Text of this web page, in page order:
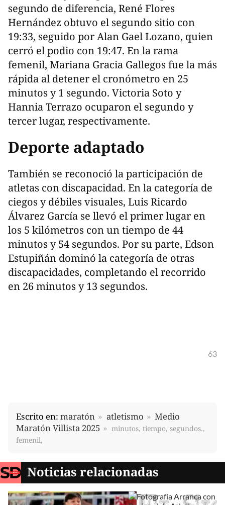
segundo de diferencia, René Flores
Hernández obtuvo el segundo sitio con
19:33, seguido por Alan Gael Lozano, quien
cerró el podio con 19:47. En la rama
femenil, Mariana Gracia Gallegos fue la más
rápida al detener el cronómetro en 25
minutos y 1 segundo. Victoria Soto y
Hannia Terrazo ocuparon el segundo y
tercer lugar, respectivamente.
Deporte adaptado
También se reconoció la participación de
atletas con discapacidad. En la categoría de
ciegos y débiles visuales, Luis Ricardo
Álvarez García se llevó el primer lugar en
los 5 kilómetros con un tiempo de 44
minutos y 54 segundos. Por su parte, Edson
Estupiñán dominó la categoría de otras
discapacidades, completando el recorrido
en 26 minutos y 13 segundos.
63
Escrito en: maratón atletismo
Medio
Maratón Villista 2025
minutos, tiempo, segundos.,
femenil,
Noticias relacionadas